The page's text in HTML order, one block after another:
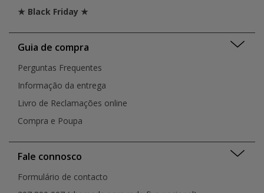
★ Black Friday ★
Guia de compra
Perguntas Frequentes
Informação da entrega
Livro de Reclamações online
Compra e Poupa
Fale connosco
Formulário de contacto